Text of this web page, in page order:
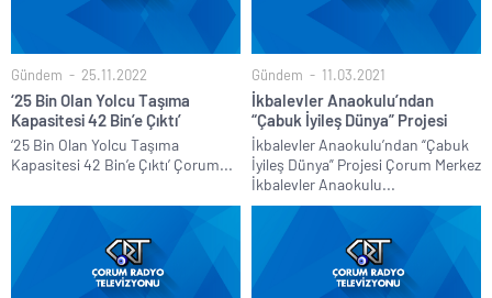
Gündem 25.11.2022
‘25 Bin Olan Yolcu Taşıma
Kapasitesi 42 Bin’e Çıktı’
‘25 Bin Olan Yolcu Taşıma
Kapasitesi 42 Bin’e Çıktı’ Çorum...
Gündem 11.03.2021
İkbalevler Anaokulu’ndan
“Çabuk İyileş Dünya” Projesi
İkbalevler Anaokulu’ndan “Çabuk
İyileş Dünya” Projesi Çorum Merkez
İkbalevler Anaokulu...